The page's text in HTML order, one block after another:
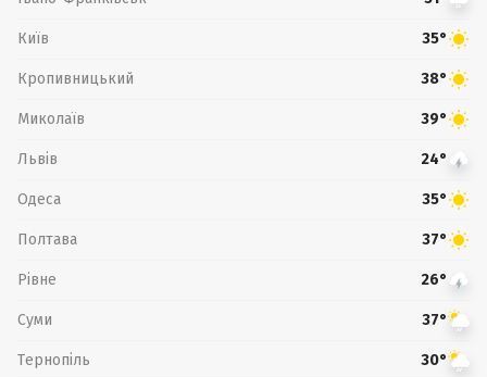
Київ 35°
Кропивницький 38°
Миколаїв 39°
Львів 24°
Одеса 35°
Полтава 37°
Рівне 26°
Суми 37°
Тернопіль 30°